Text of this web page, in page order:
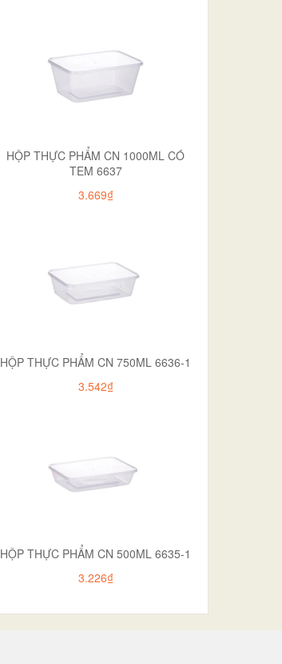
HỘP THỰC PHẨM CN 1000ML CÓ
TEM 6637
3.669₫
HỘP THỰC PHẨM CN 750ML 6636-1
3.542₫
HỘP THỰC PHẨM CN 500ML 6635-1
3.226₫